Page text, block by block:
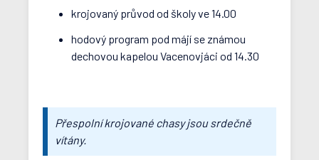
krojovaný průvod od školy ve 14.00
hodový program pod májí se známou
dechovou kapelou Vacenovjáci od 14.30
Přespolní krojované chasy jsou srdečně
vítány.